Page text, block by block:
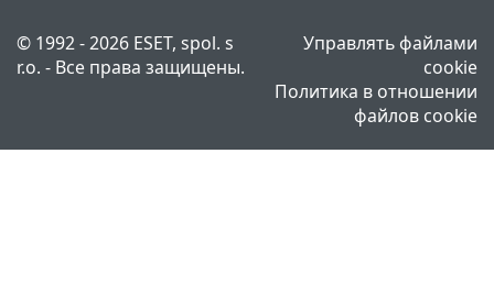
© 1992 - 2026 ESET, spol. s
r.o. - Все права защищены.
Управлять файлами
cookie
Политика в отношении
файлов cookie